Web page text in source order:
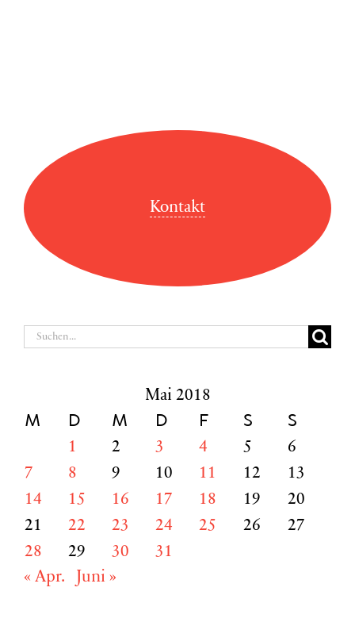
Kontakt
Suche
Mai 2018
M D M D F S S
1 2 3 4 5
6
7
8 9 10 11 12
13
14
15 16 17 18 19
20
21
22 23 24 25 26
27
28
29 30
31
« Apr.
Juni »